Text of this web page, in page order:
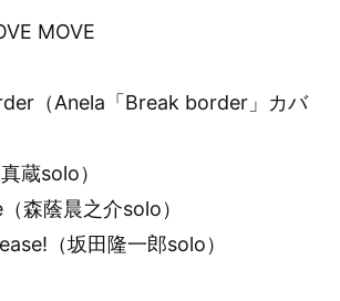
MOVE
（Anela「Break border」カバ
蔵solo）
森蔭晨之介solo）
（坂田隆一郎solo）